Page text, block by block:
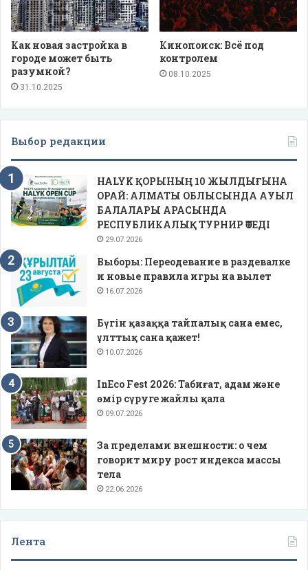
Как новая застройка в
городе может быть
разумной?
31.10.2025
Кинопоиск: Всё под
контролем
08.10.2025
Выбор редакции
HALYK ҚОРЫНЫҢ 10 ЖЫЛДЫҒЫНА
ОРАЙ: АЛМАТЫ ОБЛЫСЫНДА АУЫЛ
БАЛАЛАРЫ АРАСЫНДА
РЕСПУБЛИКАЛЫҚ ТУРНИР ӨТЕДІ
29.07.2026
Выборы: Переодевание в раздевалке
и новые правила игры на вылет
16.07.2026
Бүгін қазаққа тайпалық сана емес,
ұлттық сана қажет!
10.07.2026
InEco Fest 2026: Табиғат, адам және
өмір сүруге жайлы қала
09.07.2026
За пределами внешности: о чем
говорит миру рост индекса массы
тела
22.06.2026
Лента